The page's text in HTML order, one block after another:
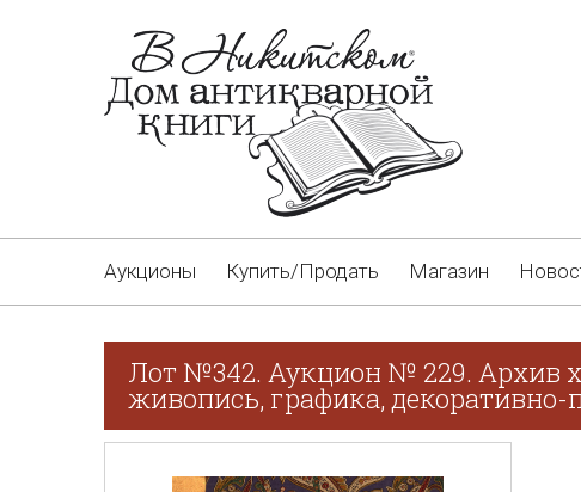
Аукционы Купить/Продать Магазин
Лот №342. Аукцион № 229. Архив
живопись, графика, декоративно-